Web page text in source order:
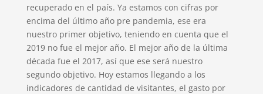
recuperado en el país. Ya estamos con cifras por
encima del último año pre pandemia, ese era
nuestro primer objetivo, teniendo en cuenta que el
2019 no fue el mejor año. El mejor año de la última
década fue el 2017, así que ese será nuestro
segundo objetivo. Hoy estamos llegando a los
indicadores de cantidad de visitantes, el gasto por